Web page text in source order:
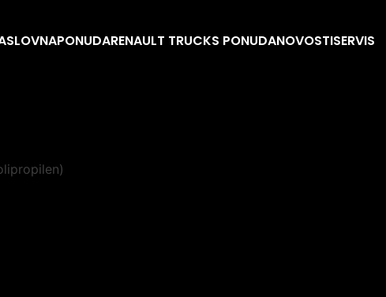
PONUDARENAULT TRUCKS PONUDANOVOSTISERVIS